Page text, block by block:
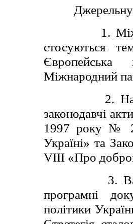
Джерельну
1.
стосуються
Європейська
Міжнародний
2. На
законодавчі
1997 року №
Україні» та
VIII «Про
3.
програмні
політики